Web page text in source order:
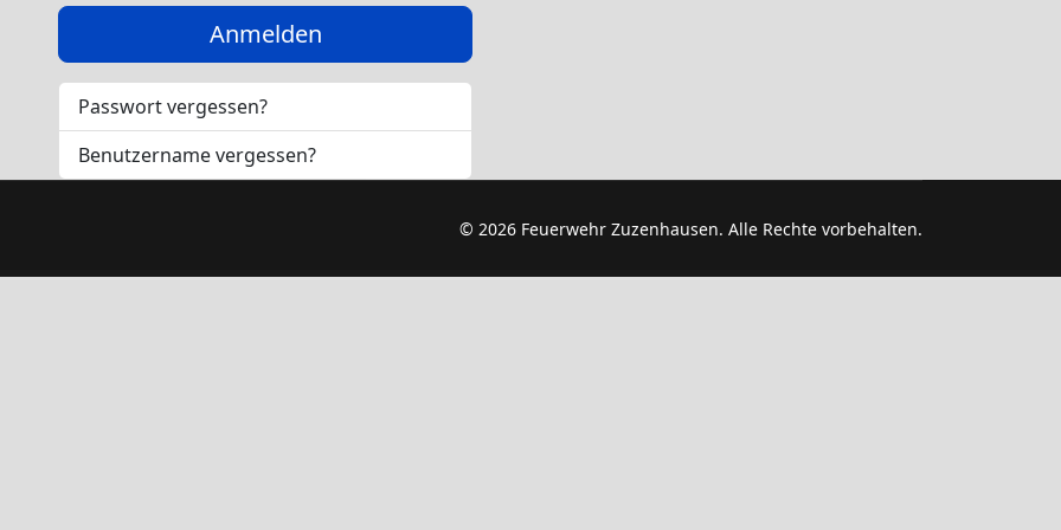
Anmelden
Passwort vergessen?
Benutzername vergessen?
© 2026 Feuerwehr Zuzenhausen. Alle Rechte vorbehalten.